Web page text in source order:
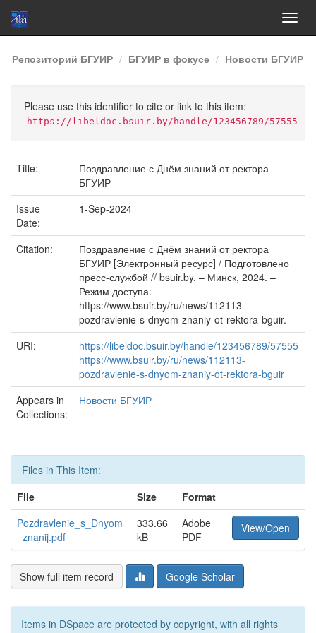
Skip
navigation
Репозиторий БГУИР БГУИР в фокусе Новости БГУИР
Please use this identifier to cite or link to this item:
https://libeldoc.bsuir.by/handle/123456789/57555
Title:
Поздравление с Днём знаний от ректора
БГУИР
Issue
Date:
1-Sep-2024
Citation:
Поздравление с Днём знаний от ректора
БГУИР [Электронный ресурс] / Подготовлено
пресс-службой // bsuir.by. – Минск, 2024. –
Режим доступа:
https://www.bsuir.by/ru/news/112113-
pozdravlenie-s-dnyom-znaniy-ot-rektora-bguir.
URI:
https://libeldoc.bsuir.by/handle/123456789/57555
https://www.bsuir.by/ru/news/112113-
pozdravlenie-s-dnyom-znaniy-ot-rektora-bguir
Appears in
Collections:
Новости БГУИР
Files in This Item:
File
Size
Format
Pozdravlenie_s_Dnyom
_znanij.pdf
333.66
kB
Adobe
PDF
View/Open
Show full item record Google Scholar
Items in DSpace are protected by copyright, with all rights